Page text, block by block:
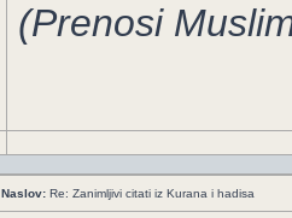
(Prenosi
Naslov: Re: Zanimljivi citati iz Kurana i hadisa